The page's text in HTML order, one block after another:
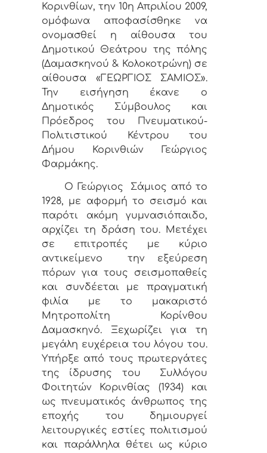
Κορινθίων, την 10η Απριλίου 2009,
ομόφωνα αποφασίσθηκε να
ονομασθεί η αίθουσα του
Δημοτικού Θεάτρου της πόλης
(Δαμασκηνού & Κολοκοτρώνη) σε
αίθουσα «ΓΕΩΡΓΙΟΣ ΣΑΜΙΟΣ».
Την εισήγηση έκανε ο
Δημοτικός Σύμβουλος και
Πρόεδρος του Πνευματικού-
Πολιτιστικού Κέντρου του
Δήμου Κορινθιών Γεώργιος
Φαρμάκης.
Ο Γεώργιος Σάμιος από το
1928, με αφορμή το σεισμό και
παρότι ακόμη γυμνασιόπαιδο,
αρχίζει τη δράση του. Μετέχει
σε επιτροπές με κύριο
αντικείμενο την εξεύρεση
πόρων για τους σεισμοπαθείς
και συνδέεται με πραγματική
φιλία με το μακαριστό
Μητροπολίτη Κορίνθου
Δαμασκηνό. Ξεχωρίζει για τη
μεγάλη ευχέρεια του λόγου του.
Υπήρξε από τους πρωτεργάτες
της ίδρυσης του Συλλόγου
Φοιτητών Κορινθίας (1934) και
ως πνευματικός άνθρωπος της
εποχής του δημιουργεί
λειτουργικές εστίες πολιτισμού
και παράλληλα θέτει ως κύριο